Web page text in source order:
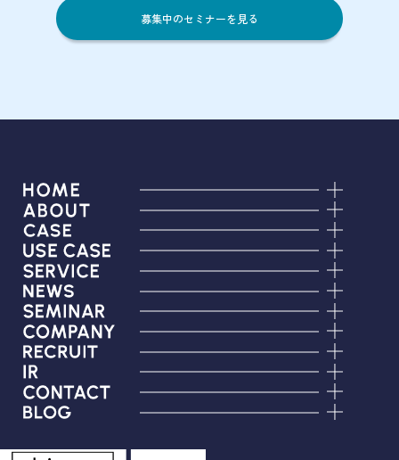
募集中のセミナーを見る